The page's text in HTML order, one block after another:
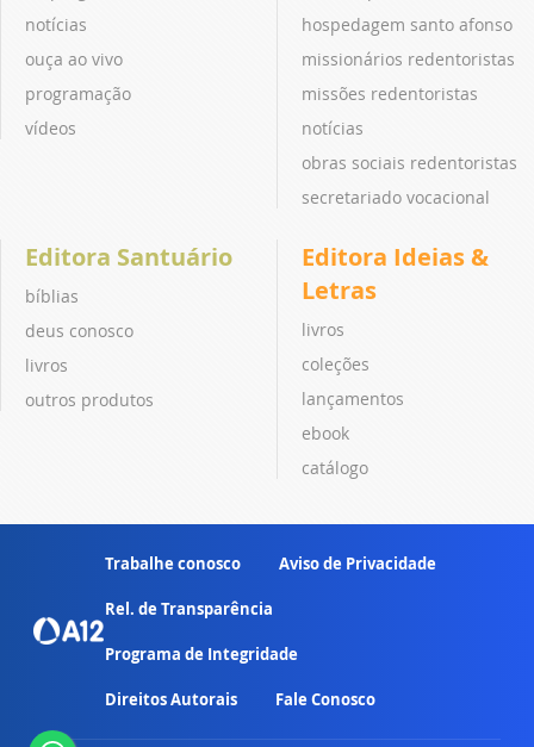
notícias
ouça ao vivo
programação
vídeos
hospedagem santo afonso
missionários redentoristas
missões redentoristas
notícias
obras sociais redentoristas
secretariado vocacional
Editora Santuário
bíblias
deus conosco
livros
outros produtos
Editora Ideias &
Letras
livros
coleções
lançamentos
ebook
catálogo
Trabalhe conosco Aviso de Privacidade
Rel. de Transparência
Programa de Integridade
Direitos Autorais Fale Conosco